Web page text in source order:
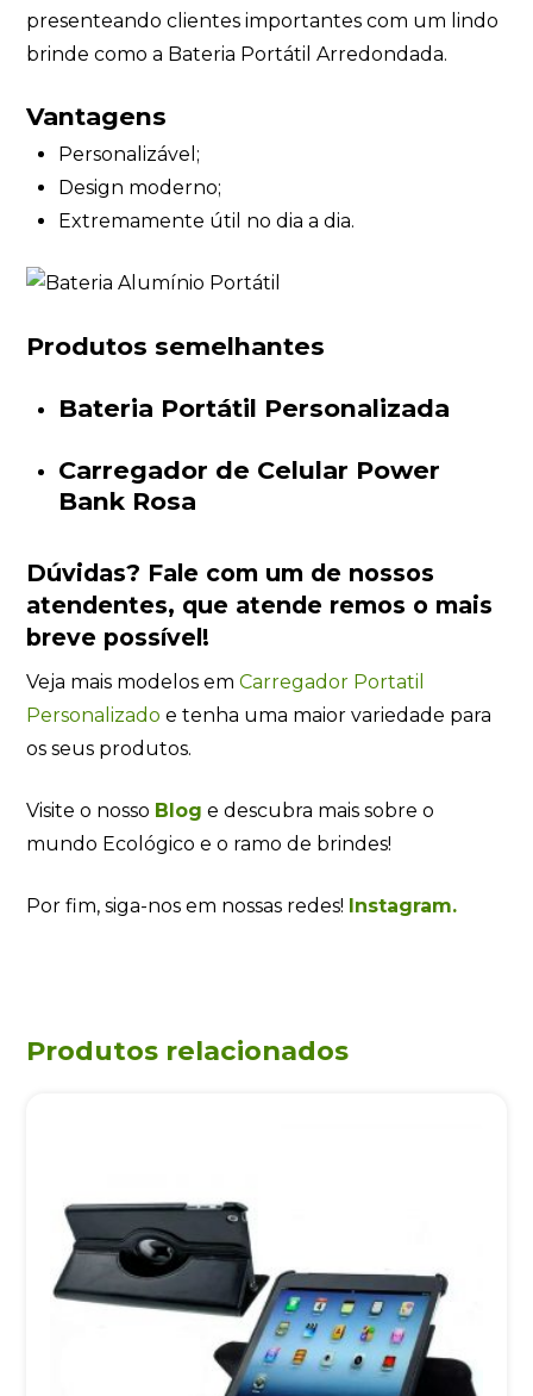
presenteando clientes importantes com um lindo
brinde como a Bateria Portátil Arredondada.
Vantagens
Personalizável;
Design moderno;
Extremamente útil no dia a dia.
Produtos semelhantes
Bateria Portátil Personalizada
Carregador de Celular Power
Bank Rosa
Dúvidas? Fale com um de nossos
atendentes, que atende remos o mais
breve possível!
Veja mais modelos emCarregador Portatil
Personalizado e tenha uma maior variedade para
os seus produtos.
Visite o nosso Blog e descubra mais sobre o
mundo Ecológico e o ramo de brindes!
Por fim, siga-nos em nossas redes! Instagram.
Produtos relacionados